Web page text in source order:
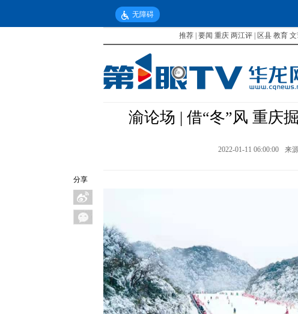
无障碍
推荐 要闻 重庆 两江评 区县 教育
分享
渝论场 | 借“冬”风 重庆
2022-01-11 06:00:00 来